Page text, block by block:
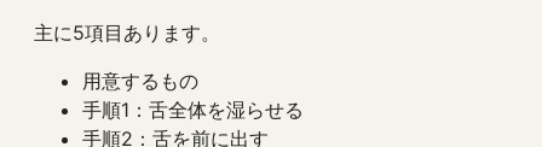
主に5項目あります。
用意するもの
手順1：舌全体を湿らせる
手順2：舌を前に出す